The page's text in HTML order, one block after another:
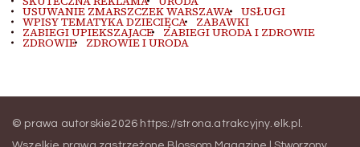
USUWANIE ZMARSZCZEK WARSZAWA USŁUGI
WPISY TEMATYKA DZIECIĘCA ZABAWKI
ZABIEGI UPIEKSZAJACE ZABIEGI URODA I ZDROWIE
ZDROWIE ZDROWIE I URODA
© prawa autorskie2026 https://strona.atrakcyjny.elk.pl